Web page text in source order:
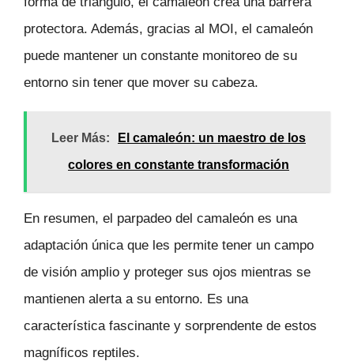
protectora. Además, gracias al MOI, el camaleón
puede mantener un constante monitoreo de su
entorno sin tener que mover su cabeza.
Leer Más:
El camaleón: un maestro de los
colores en constante transformación
En resumen, el parpadeo del camaleón es una
adaptación única que les permite tener un campo
de visión amplio y proteger sus ojos mientras se
mantienen alerta a su entorno. Es una
característica fascinante y sorprendente de estos
magníficos reptiles.